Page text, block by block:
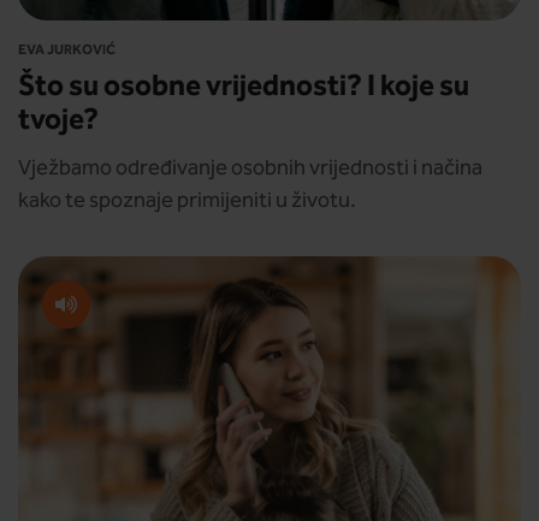
EVA JURKOVIĆ
Što su osobne vrijednosti? I koje su
tvoje?
Vježbamo određivanje osobnih vrijednosti i načina
kako te spoznaje primijeniti u životu.